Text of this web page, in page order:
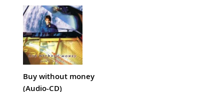
Buy without money
(Audio-CD)